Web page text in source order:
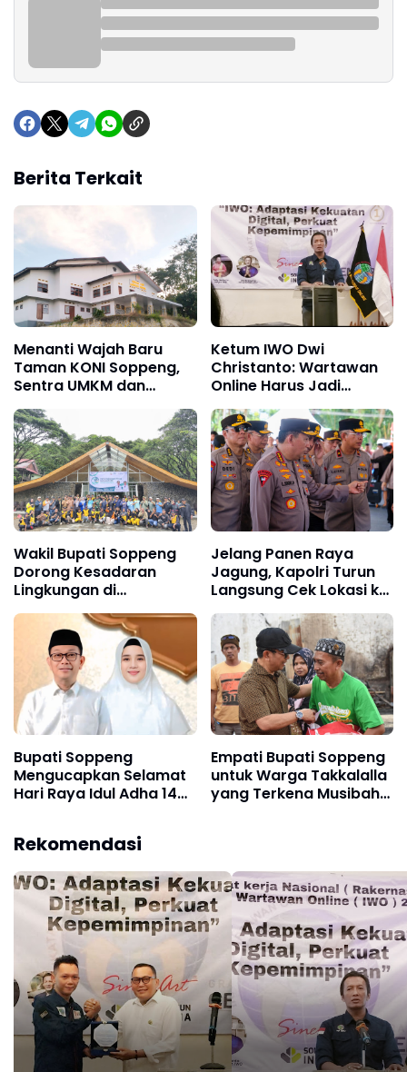
Berita Terkait
Menanti Wajah Baru
Taman KONI Soppeng,
Sentra UMKM dan
Kuliner
Ketum IWO Dwi
Christanto: Wartawan
Online Harus Jadi
Kontrol Sosial
Fundamental di Era
Digital
Wakil Bupati Soppeng
Dorong Kesadaran
Lingkungan di
Lingkungan Hidup Lejja
Jelang Panen Raya
Jagung, Kapolri Turun
Langsung Cek Lokasi ke
Bupati Soppeng
Mengucapkan Selamat
Hari Raya Idul Adha 1446
Empati Bupati Soppeng
untuk Warga Takkalalla
yang Terkena Musibah
Rekomendasi